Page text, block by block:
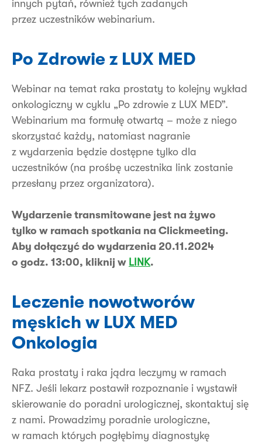
innych pytań, również tych zadanych
przez uczestników webinarium.
Po Zdrowie z LUX MED
Webinar na temat raka prostaty to kolejny wykład
onkologiczny w cyklu „Po zdrowie z LUX MED”.
Webinarium ma formułę otwartą – może z niego
skorzystać każdy, natomiast nagranie
z wydarzenia będzie dostępne tylko dla
uczestników (na prośbę uczestnika link zostanie
przesłany przez organizatora).
Wydarzenie transmitowane jest na żywo
tylko w ramach spotkania na Clickmeeting.
Aby dołączyć do wydarzenia 20.11.2024
o godz. 13:00, kliknij w LINK.
Leczenie nowotworów
męskich w LUX MED
Onkologia
Raka prostaty i raka jądra leczymy w ramach
NFZ. Jeśli lekarz postawił rozpoznanie i wystawił
skierowanie do poradni urologicznej, skontaktuj się
z nami. Prowadzimy poradnie urologiczne,
w ramach których pogłębimy diagnostykę